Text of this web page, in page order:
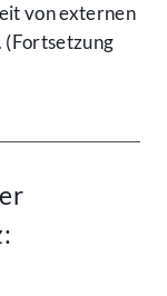
von externen